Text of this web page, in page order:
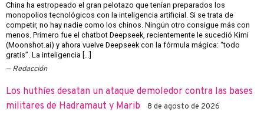
China ha estropeado el gran pelotazo que tenían preparados los
monopolios tecnológicos con la inteligencia artificial. Si se trata de
competir, no hay nadie como los chinos. Ningún otro consigue más con
menos. Primero fue el chatbot Deepseek, recientemente le sucedió Kimi
(Moonshot.ai) y ahora vuelve Deepseek con la fórmula mágica: “todo
gratis”. La inteligencia […]
Redacción
Los huthíes desatan un ataque demoledor contra las bases
militares de Hadramaut y Marib
8 de agosto de 2026